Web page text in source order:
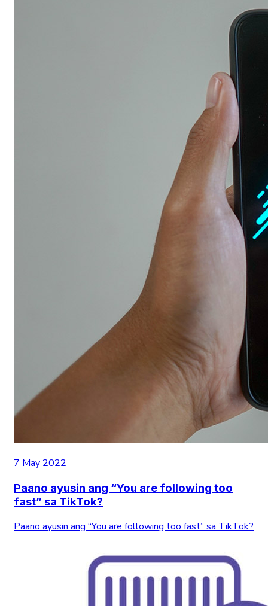
7 May 2022
Paano ayusin ang “You are following too
fast” sa TikTok?
Paano ayusin ang “You are following too fast” sa TikTok?